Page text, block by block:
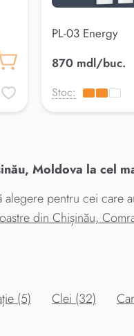
PL-03 Energy
870 mdl/buc.
Stoc:
Moldova la cel
pentru cei
din Chișinău,
(5) Clei (32)